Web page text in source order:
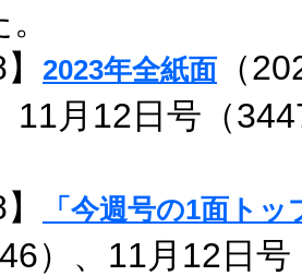
2023年全紙面 （
11月12日号（
「今週号の1面トッ
）、11月12日